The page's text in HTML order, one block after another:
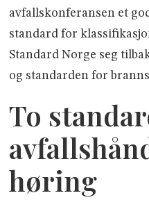
avfallskonferansen et
standard for
Standard Norge seg
og standarden for
To
høring